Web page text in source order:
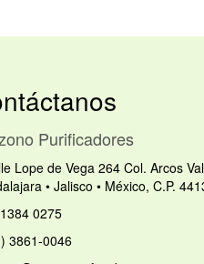
Purificadores
Lope de Vega 264 Col. Arcos
• Jalisco • México, C.P.
0275
3861-0046